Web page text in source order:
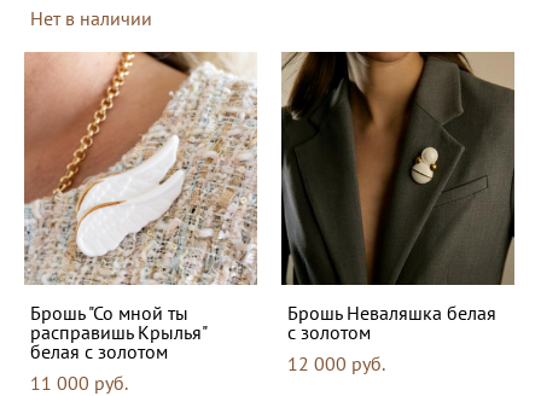
Нет в наличии
Брошь "Со мной ты
расправишь Крылья"
белая с золотом
11 000 pуб.
Брошь Неваляшка белая
с золотом
12 000 pуб.